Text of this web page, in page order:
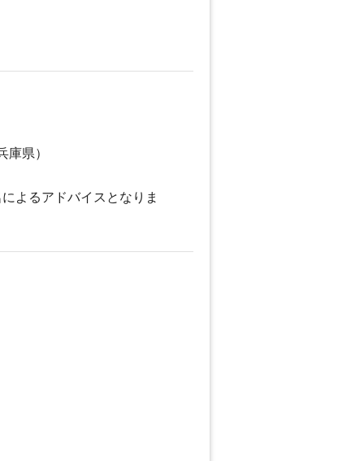
県）
よるアドバイスとなりま